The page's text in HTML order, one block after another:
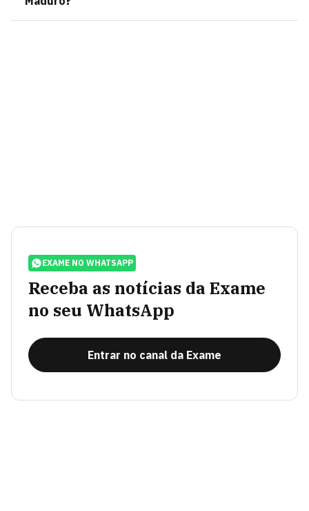
EXAME NO WHATSAPP
Receba as notícias da Exame
no seu WhatsApp
Entrar no canal da Exame